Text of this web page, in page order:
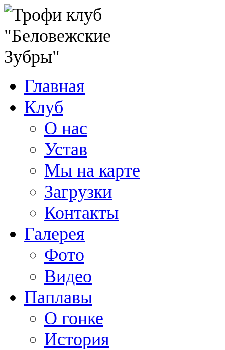
Главная
Клуб
О нас
Устав
Мы на карте
Загрузки
Контакты
Галерея
Фото
Видео
Паплавы
О гонке
История